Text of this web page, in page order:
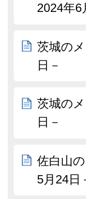
2024年6
茨城の
日－
茨城の
日－
佐白山
5月24日